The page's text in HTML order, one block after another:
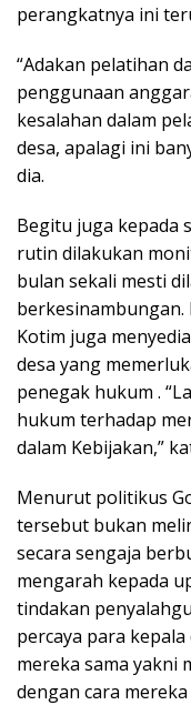
perangkatnya ini
“Adakan pelatihan
penggunaan
kesalahan dalam
desa, apalagi ini
dia.
Begitu juga kepada
rutin dilakukan
bulan sekali mesti
Kotim juga
desa yang
penegak hukum .
hukum terhadap
dalam Kebijakan,”
Menurut politikus
tersebut bukan
secara sengaja
mengarah kepada
tindakan
percaya para
mereka sama yakni
dengan cara